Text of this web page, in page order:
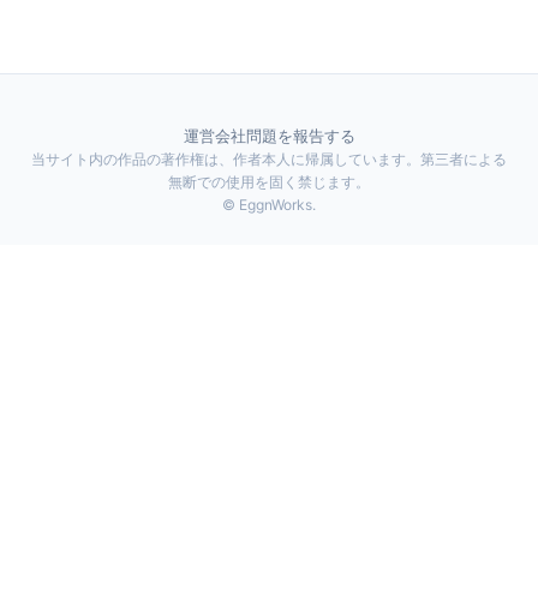
運営会社問題を報告する
当サイト内の作品の著作権は、作者本人に帰属しています。第三者による
無断での使用を固く禁じます。
© EggnWorks.